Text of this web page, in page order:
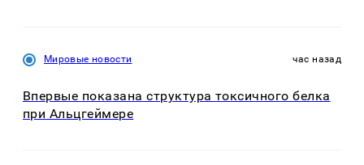
Мировые новости час назад
Впервые показана структура токсичного белка
при Альцгеймере